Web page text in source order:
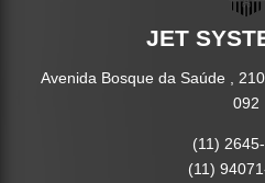
JET
Avenida Bosque da Saúde ,
092
(11)
(11)